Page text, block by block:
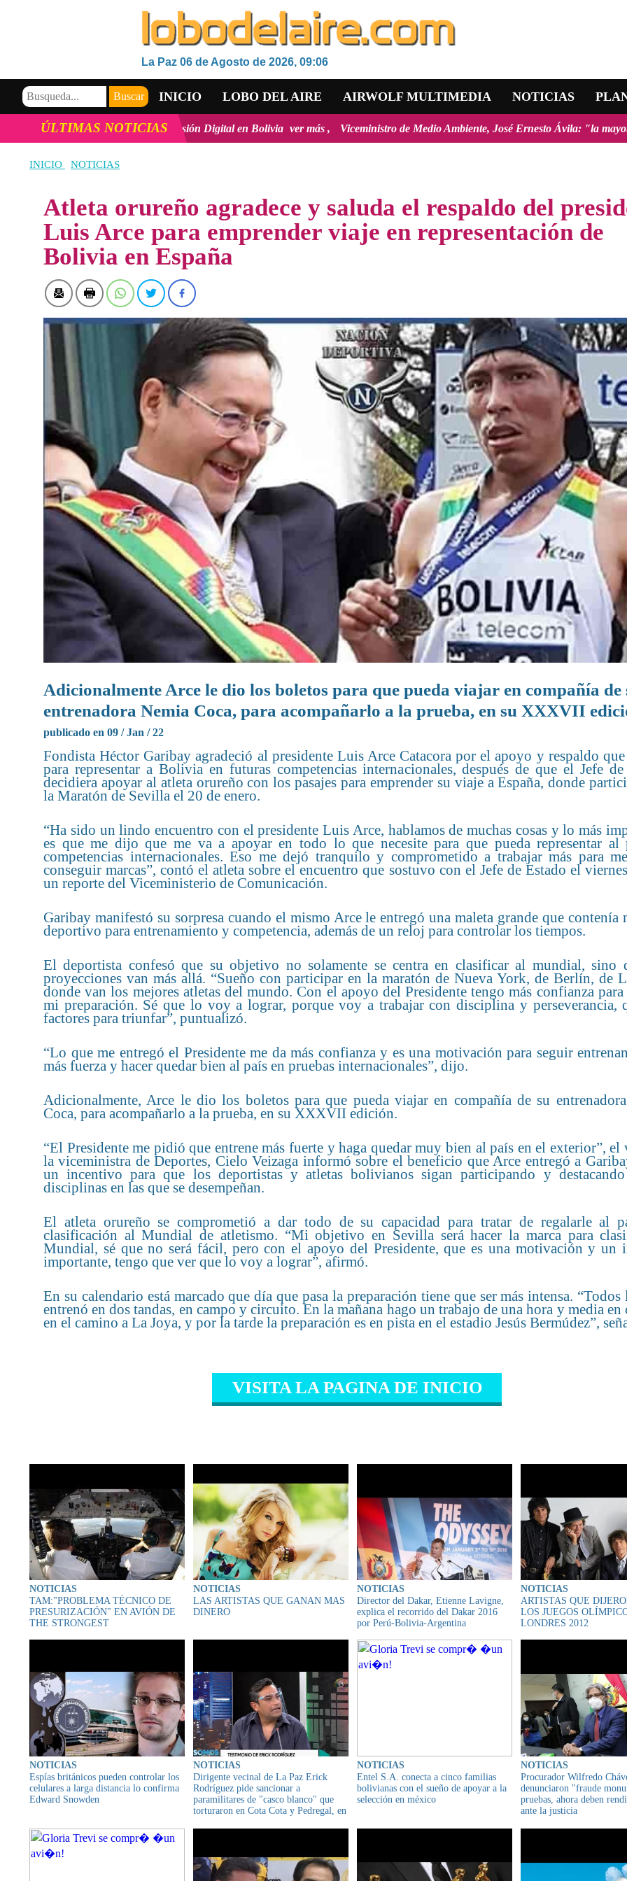
La Paz 06 de Agosto de 2026, 09:06
INICIO LOBO DEL AIRE AIRWOLF MULTIMEDIA NOTICIAS
VIDEOS
ÚLTIMAS NOTICIAS
innovación y la inclusión Digital en Bolivia ver más Viceministro de Medio Ambiente, José Ernesto Ávila: "la mayoría de los
INICIO NOTICIAS
Atleta orureño agradece y saluda el respaldo del
Luis Arce para emprender viaje en representación de
Bolivia en España
Adicionalmente Arce le dio los boletos para que pueda viajar en compañía de
entrenadora Nemia Coca, para acompañarlo a la prueba, en su XXXVII
publicado en 09 / Jan / 22
Fondista Héctor Garibay agradeció al presidente Luis Arce Catacora por el apoyo y respaldo
para representar a Bolivia en futuras competencias internacionales, después de que el Jefe de
decidiera apoyar al atleta orureño con los pasajes para emprender su viaje a España, donde
la Maratón de Sevilla el 20 de enero.
“Ha sido un lindo encuentro con el presidente Luis Arce, hablamos de muchas cosas y lo más
es que me dijo que me va a apoyar en todo lo que necesite para que pueda representar al
competencias internacionales. Eso me dejó tranquilo y comprometido a trabajar más para
conseguir marcas”, contó el atleta sobre el encuentro que sostuvo con el Jefe de Estado el
un reporte del Viceministerio de Comunicación.
Garibay manifestó su sorpresa cuando el mismo Arce le entregó una maleta grande que contenía
deportivo para entrenamiento y competencia, además de un reloj para controlar los tiempos.
El deportista confesó que su objetivo no solamente se centra en clasificar al mundial, sino
proyecciones van más allá. “Sueño con participar en la maratón de Nueva York, de Berlín, de
donde van los mejores atletas del mundo. Con el apoyo del Presidente tengo más confianza para
mi preparación. Sé que lo voy a lograr, porque voy a trabajar con disciplina y perseverancia,
factores para triunfar”, puntualizó.
“Lo que me entregó el Presidente me da más confianza y es una motivación para seguir
más fuerza y hacer quedar bien al país en pruebas internacionales”, dijo.
Adicionalmente, Arce le dio los boletos para que pueda viajar en compañía de su
Coca, para acompañarlo a la prueba, en su XXXVII edición.
“El Presidente me pidió que entrene más fuerte y haga quedar muy bien al país en el exterior”, el
la viceministra de Deportes, Cielo Veizaga informó sobre el beneficio que Arce entregó a
un incentivo para que los deportistas y atletas bolivianos sigan participando y
disciplinas en las que se desempeñan.
El atleta orureño se comprometió a dar todo de su capacidad para tratar de regalarle al
clasificación al Mundial de atletismo. “Mi objetivo en Sevilla será hacer la marca para
Mundial, sé que no será fácil, pero con el apoyo del Presidente, que es una motivación y un
importante, tengo que ver que lo voy a lograr”, afirmó.
En su calendario está marcado que día que pasa la preparación tiene que ser más intensa. “Todos
entrenó en dos tandas, en campo y circuito. En la mañana hago un trabajo de una hora y media
en el camino a La Joya, y por la tarde la preparación es en pista en el estadio Jesús Bermúdez”,
VISITA LA PAGINA DE INICIO
NOTICIAS
TAM:"PROBLEMA TÉCNICO DE
PRESURIZACIÓN" EN AVIÓN DE
THE STRONGEST
NOTICIAS
LAS ARTISTAS QUE GANAN MAS
DINERO
NOTICIAS
Director del Dakar, Etienne Lavigne,
explica el recorrido del Dakar 2016
por Perú-Bolivia-Argentina
NOTICIAS
ARTISTAS QUE
LOS JUEGOS
LONDRES 2012
NOTICIAS
Espías británicos pueden controlar los
celulares a larga distancia lo confirma
Edward Snowden
NOTICIAS
Dirigente vecinal de La Paz Erick
Rodríguez pide sancionar a
paramilitares de "casco blanco" que
torturaron en Cota Cota y Pedregal, en
NOTICIAS
Entel S.A. conecta a cinco familias
bolivianas con el sueño de apoyar a la
selección en méxico
NOTICIAS
Procurador Wilfredo
denunciaron "fraude
pruebas, ahora deben
ante la justicia